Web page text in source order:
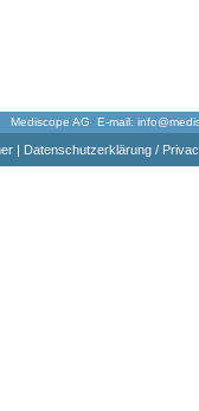
Mediscope AG E-mail:
| Datenschutzerklärung /